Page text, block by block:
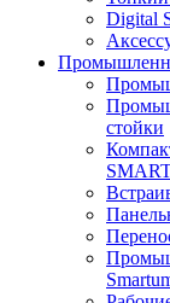
Digital
стойки